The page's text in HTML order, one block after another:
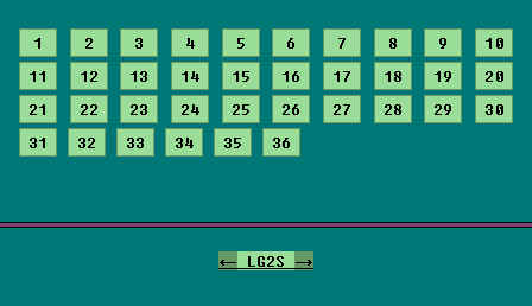
1 2 3 4 5 6 7 8 9
10
11
12 13 14 15 16 17 18 19
20
21
22 23 24 25 26 27 28 29
30
31
32 33 34 35 36
<- LG2S ->